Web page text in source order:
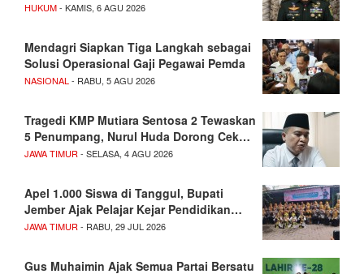
HUKUM- KAMIS, 6 AGU 2026
Mendagri Siapkan Tiga Langkah sebagai
Solusi Operasional Gaji Pegawai Pemda
NASIONAL - RABU, 5 AGU 2026
Tragedi KMP Mutiara Sentosa 2 Tewaskan
5 Penumpang, Nurul Huda Dorong Cek…
JAWA TIMUR - SELASA, 4 AGU 2026
Apel 1.000 Siswa di Tanggul, Bupati
Jember Ajak Pelajar Kejar Pendidikan…
JAWA TIMUR - RABU, 29 JUL 2026
Gus Muhaimin Ajak Semua Partai Bersatu